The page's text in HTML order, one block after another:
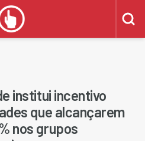
institui incentivo
que alcançarem
nos grupos